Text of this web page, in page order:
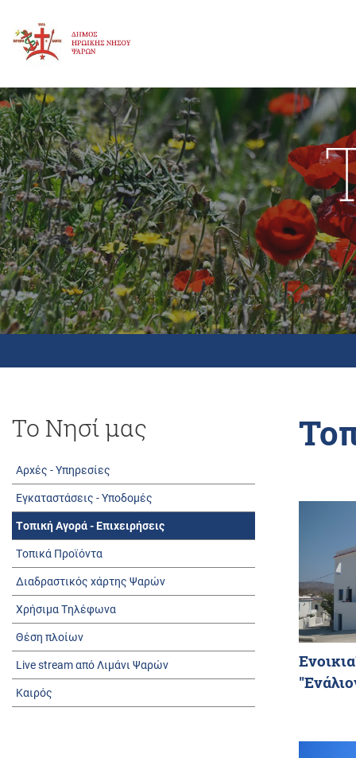
Το Νησί μας
Αρχές - Υπηρεσίες
Εγκαταστάσεις - Υποδομές
Τοπική Αγορά - Επιχειρήσεις
Τοπικά Προϊόντα
Διαδραστικός χάρτης Ψαρών
Χρήσιμα Τηλέφωνα
Θέση πλοίων
Live stream από Λιμάνι Ψαρών
Καιρός